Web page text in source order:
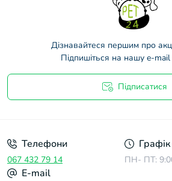
Дізнавайтеся першим про
Підпишіться на нашу e-
Підписатися
Телефони
067 432 79 14 ПН- ПТ:
E-mail